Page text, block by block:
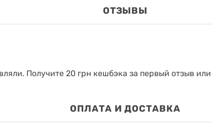
ОТЗЫВЫ
Получите 20 грн кешбэка за первый отзыв
ОПЛАТА И ДОСТАВКА